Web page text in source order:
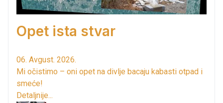
Opet ista stvar
06. Avgust. 2026.
Mi očistimo – oni opet na divlje bacaju kabasti otpad i
smeće!
Detaljnije...